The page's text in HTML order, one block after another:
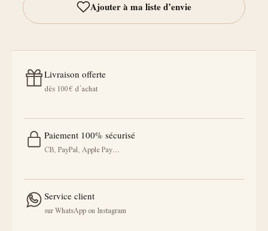
Livraison offerte
dès 100 € d’achat
Paiement 100% sécurisé
CB, PayPal, Apple Pay…
Service client
sur WhatsApp ou Instagram